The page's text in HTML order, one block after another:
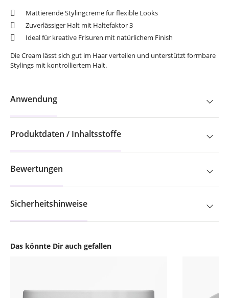
Das könnte Dir auch gefallen
Mattierende Stylingcreme für flexible Looks
Zuverlässiger Halt mit Haltefaktor 3
Ideal für kreative Frisuren mit natürlichem Finish
Die Cream lässt sich gut im Haar verteilen und unterstützt formbare
Stylings mit kontrolliertem Halt.
Anwendung
Produktdaten / Inhaltsstoffe
Bewertungen
Sicherheitshinweise